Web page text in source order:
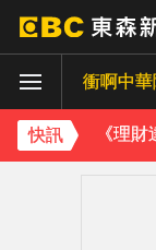
衝啊中華
快訊
下載東